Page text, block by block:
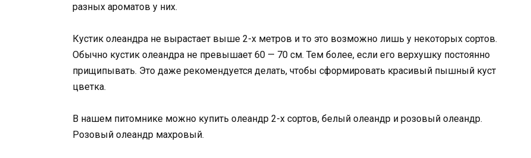
разных ароматов у них.
Кустик олеандра не вырастает выше 2-х метров и то это возможно лишь у некоторых сортов.
Обычно кустик олеандра не превышает 60 — 70 см. Тем более, если его верхушку постоянно
прищипывать. Это даже рекомендуется делать, чтобы сформировать красивый пышный куст
цветка.
В нашем питомнике можно купить олеандр 2-х сортов, белый олеандр и розовый олеандр.
Розовый олеандр махровый.